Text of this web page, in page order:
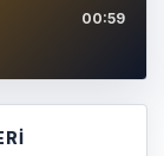
00:59